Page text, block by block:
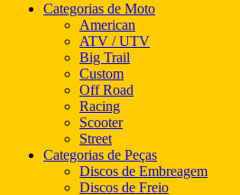
Categorias de Moto
American
ATV / UTV
Big Trail
Custom
Off Road
Racing
Scooter
Street
Categorias de Peças
Discos de Embreagem
Discos de Freio